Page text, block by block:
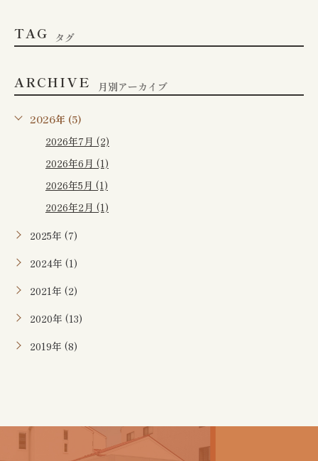
TAG タグ
ARCHIVE 月別アーカイブ
2026年 (5)
2026年7月 (2)
2026年6月 (1)
2026年5月 (1)
2026年2月 (1)
2025年 (7)
2024年 (1)
2021年 (2)
2020年 (13)
2019年 (8)